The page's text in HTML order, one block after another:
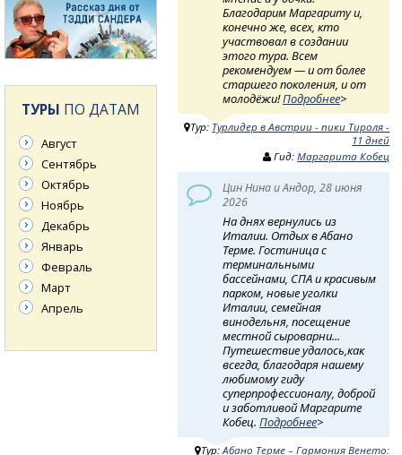
Благодарим Маргариту и,
конечно же, всех, кто
участвовал в создании
этого тура. Всем
рекомендуем — и от более
старшего поколения, и от
молодёжи!Подробнее>
Тур: Турлидер в Австрии - пики Тироля -
11 дней
Гид:Маргарита Кобец
Цин Нина и Андор, 28 июня
2026
На днях вернулись из
Италии. Отдых в Абано
Терме. Гостиница с
терминальными
бассейнами, СПА и красивым
парком, новые уголки
Италии, семейная
винодельня, посещение
местной сыроварни...
Путешествие удалось,как
всегда, благодаря нашему
любимому гиду
суперпрофессионалу, доброй
и заботливой Маргарите
Кобец.Подробнее>
Тур:Абано Терме – Гармония Венето:
ТУРЫ ПО ДАТАМ
Август
Сентябрь
Октябрь
Ноябрь
Декабрь
Январь
Февраль
Март
Апрель